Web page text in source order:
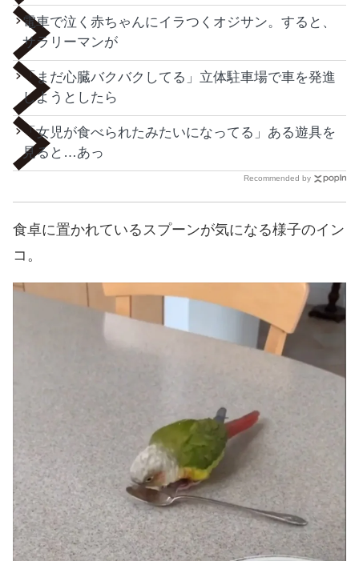
電車で泣く赤ちゃんにイラつくオジサン。すると、
サラリーマンが
「まだ心臓バクバクしてる」立体駐車場で車を発進
しようとしたら
「女児が食べられたみたいになってる」ある遊具を
見ると…あっ
Recommended by
食卓に置かれているスプーンが気になる様子のイン
コ。